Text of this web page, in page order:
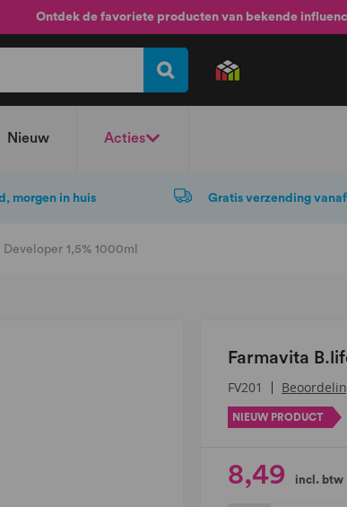
Ontdek de favoriete producten van bekende
Nieuw Acties
morgen in huis Gratis verzending
1,5% 1000ml
Farmavita
FV201
NIEUW PRODUCT
8,49 incl. btw